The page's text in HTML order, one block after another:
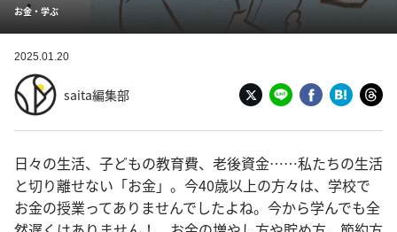
お金・学ぶ
2025.01.20
saita編集部
日々の生活、子どもの教育費、老後資金……私たちの生活
と切り離せない「お金」。今40歳以上の方々は、学校で
お金の授業ってありませんでしたよね。今から学んでも全